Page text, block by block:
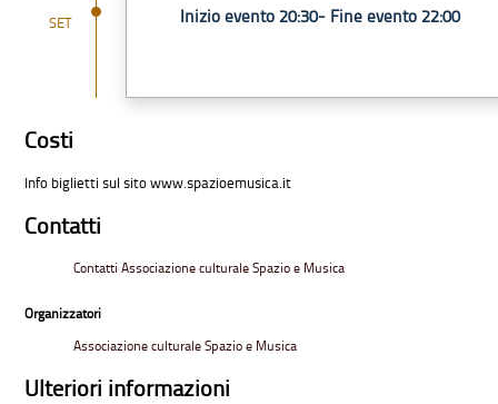
SET Inizio evento 20:30- Fine evento 22:00
Costi
Info biglietti sul sitowww.spazioemusica.it
Contatti
Contatti Associazione culturale Spazio e Musica
Organizzatori
Associazione culturale Spazio e Musica
Ulteriori informazioni